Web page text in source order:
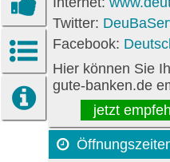
Twitter:
Facebook:
Hier können Sie
gute-banken.de
jetzt